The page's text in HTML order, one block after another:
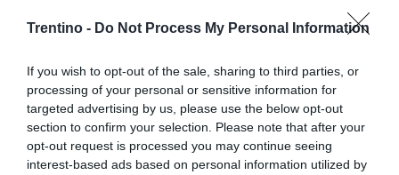
Trentino - Do Not Process My Personal Information
If you wish to opt-out of the sale, sharing to third parties, or
processing of your personal or sensitive information for
targeted advertising by us, please use the below opt-out
section to confirm your selection. Please note that after your
opt-out request is processed you may continue seeing
interest-based ads based on personal information utilized by